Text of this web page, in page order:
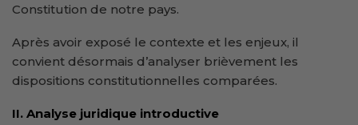
Constitution de notre pays.
Après avoir exposé le contexte et les enjeux, il
convient désormais d’analyser brièvement les
dispositions constitutionnelles comparées.
II. Analyse juridique introductive